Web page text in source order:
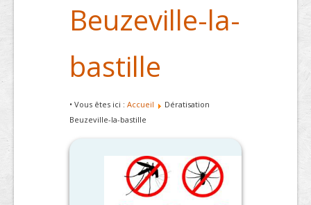
Beuzeville-la-
bastille
• Vous êtes ici : Accueil
Dératisation
Beuzeville-la-bastille